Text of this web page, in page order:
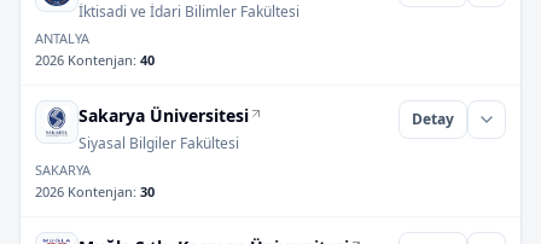
İktisadi ve İdari Bilimler Fakültesi
ANTALYA
2026 Kontenjan: 40
Sakarya Üniversitesi
Siyasal Bilgiler Fakültesi
Detay
SAKARYA
2026 Kontenjan: 30